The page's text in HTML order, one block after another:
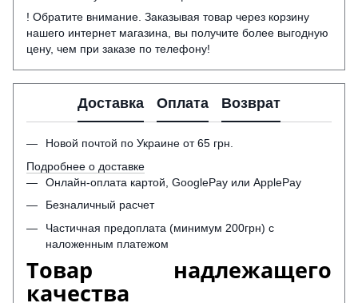
! Обратите внимание. Заказывая товар через корзину
нашего интернет магазина, вы получите более выгодную
цену, чем при заказе по телефону!
Доставка Оплата Возврат
Новой почтой по Украине от 65 грн.
Подробнее о доставке
Онлайн-оплата картой, GooglePay или ApplePay
Безналичный расчет
Частичная предоплата (минимум 200грн) с
наложенным платежом
Товар надлежащего
качества